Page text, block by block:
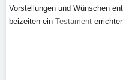
Vorstellungen und Wünschen
beizeiten ein Testament